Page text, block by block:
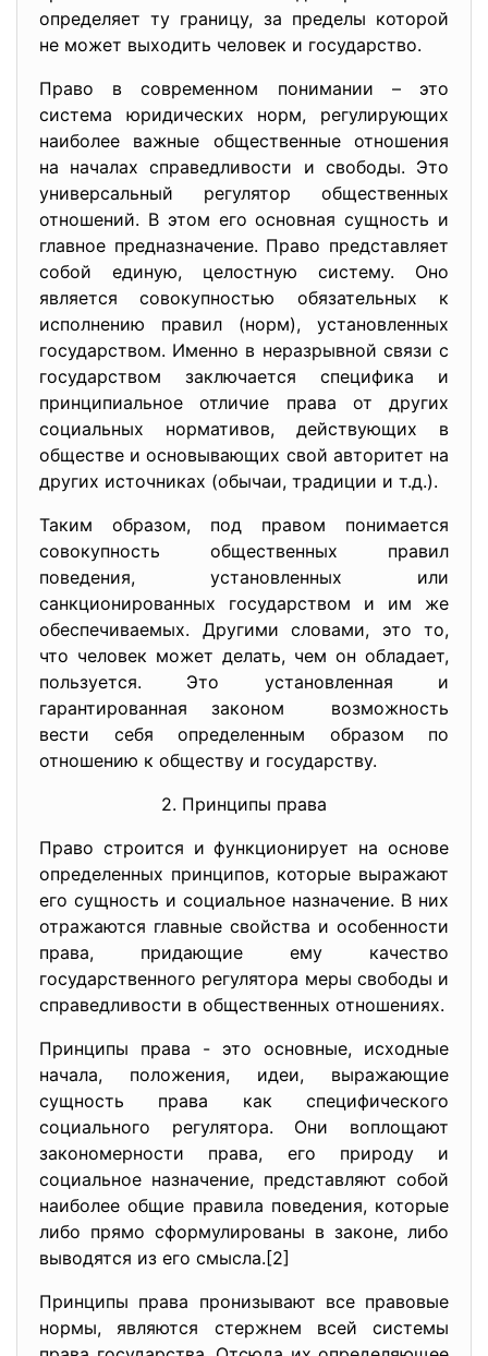
определяет ту границу, за пределы которой
не может выходить человек и государство.
Право в современном понимании – это
система юридических норм, регулирующих
наиболее важные общественные отношения
на началах справедливости и свободы. Это
универсальный регулятор общественных
отношений. В этом его основная сущность и
главное предназначение. Право представляет
собой единую, целостную систему. Оно
является совокупностью обязательных к
исполнению правил (норм), установленных
государством. Именно в неразрывной связи с
государством заключается специфика и
принципиальное отличие права от других
социальных нормативов, действующих в
обществе и основывающих свой авторитет на
других источниках (обычаи, традиции и т.д.).
Таким образом, под правом понимается
совокупность общественных правил
поведения, установленных или
санкционированных государством и им же
обеспечиваемых. Другими словами, это то,
что человек может делать, чем он обладает,
пользуется. Это установленная и
гарантированная законом возможность
вести себя определенным образом по
отношению к обществу и государству.
2. Принципы права
Право строится и функционирует на основе
определенных принципов, которые выражают
его сущность и социальное назначение. В них
отражаются главные свойства и особенности
права, придающие ему качество
государственного регулятора меры свободы и
справедливости в общественных отношениях.
Принципы права - это основные, исходные
начала, положения, идеи, выражающие
сущность права как специфического
социального регулятора. Они воплощают
закономерности права, его природу и
социальное назначение, представляют собой
наиболее общие правила поведения, которые
либо прямо сформулированы в законе, либо
выводятся из его смысла.[2]
Принципы права пронизывают все правовые
нормы, являются стержнем всей системы